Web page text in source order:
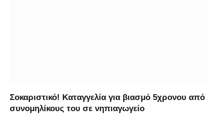
Σοκαριστικό! Καταγγελία για βιασμό 5χρονου από
συνομηλίκους του σε νηπιαγωγείο